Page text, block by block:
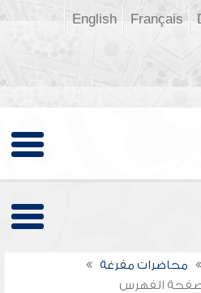
Français
English
محاضرات مفرغة
الفهرس